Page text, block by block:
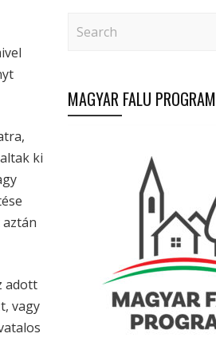
ki
adott
vagy
MAGYAR FALU PROGRAM